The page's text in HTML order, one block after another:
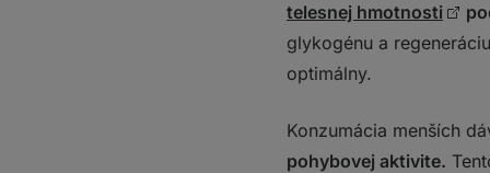
telesnej hmotnosti
glykogénu a
optimálny.
Konzumácia menších
pohybovej aktivite.